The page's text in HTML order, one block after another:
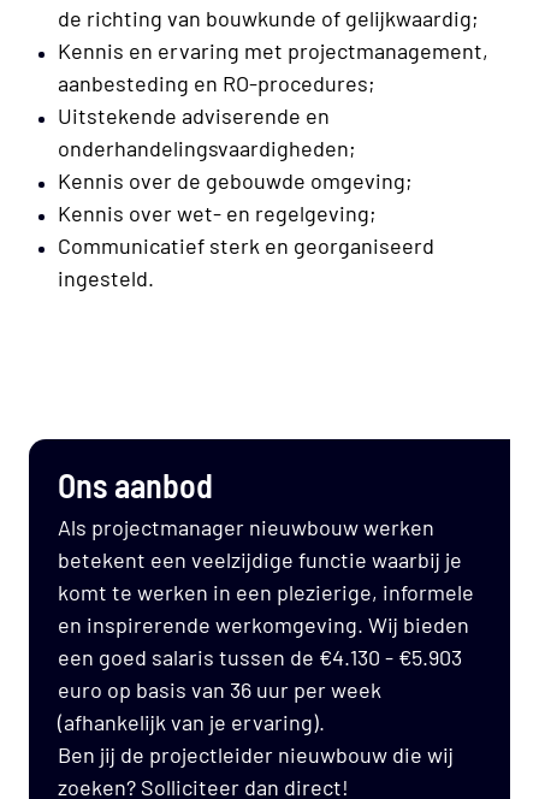
de richting van bouwkunde of gelijkwaardig;
Kennis en ervaring met projectmanagement,
aanbesteding en RO-procedures;
Uitstekende adviserende en
onderhandelingsvaardigheden;
Kennis over de gebouwde omgeving;
Kennis over wet- en regelgeving;
Communicatief sterk en georganiseerd
ingesteld.
Ons aanbod
Als projectmanager nieuwbouw werken
betekent een veelzijdige functie waarbij je
komt te werken in een plezierige, informele
en inspirerende werkomgeving. Wij bieden
een goed salaris tussen de €4.130 - €5.903
euro op basis van 36 uur per week
(afhankelijk van je ervaring).
Ben jij de projectleider nieuwbouw die wij
zoeken? Solliciteer dan direct!